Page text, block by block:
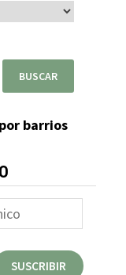
barrios
SUSCRIBIR